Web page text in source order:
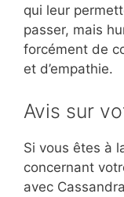
qui leur
passer, mais
forcément de
et d’empathie.
Avis sur
Si vous êtes à
concernant
avec